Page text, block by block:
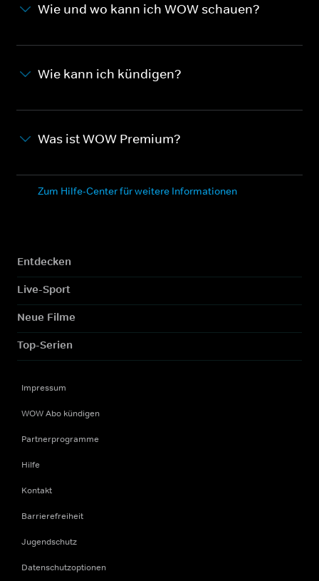
Wie und wo kann ich WOW schauen?
Wie kann ich kündigen?
Was ist WOW Premium?
Zum Hilfe-Center für weitere Informationen
Entdecken
Live-Sport
Neue Filme
Top-Serien
Impressum
WOW Abo kündigen
Partnerprogramme
Hilfe
Kontakt
Barrierefreiheit
Jugendschutz
Datenschutzoptionen